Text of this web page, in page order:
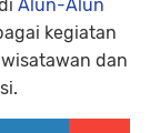
Alun-Alun
kegiatan
dan